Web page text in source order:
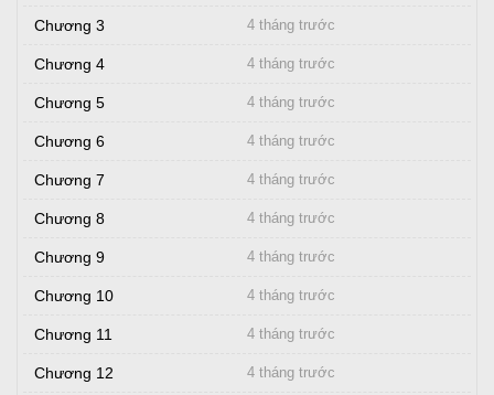
Chương 3 4 tháng trước
Chương 4 4 tháng trước
Chương 5 4 tháng trước
Chương 6 4 tháng trước
Chương 7 4 tháng trước
Chương 8 4 tháng trước
Chương 9 4 tháng trước
Chương 10 4 tháng trước
Chương 11 4 tháng trước
Chương 12 4 tháng trước